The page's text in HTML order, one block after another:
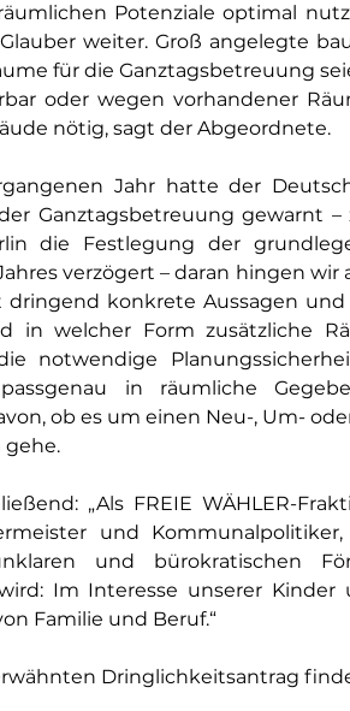
Potenziale optimal
weiter. Groß angelegte
für die Ganztagsbetreuung
oder wegen vorhandener
nötig, sagt der Abgeordnete.
Jahr hatte der
Ganztagsbetreuung gewarnt
die Festlegung der
verzögert – daran hingen
dringend konkrete Aussagen
in welcher Form zusätzliche
notwendige
passgenau in räumliche
ob es um einen Neu-, Um-
gehe.
„Als FREIE WÄHLER-
und
und bürokratischen
: Im Interesse unserer Kinder
Familie und Beruf.“
Dringlichkeitsantrag